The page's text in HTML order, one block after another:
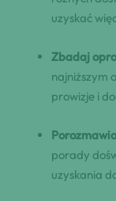
uzyskać
Zbadaj
najniższym
prowizje i
porady
uzyskania